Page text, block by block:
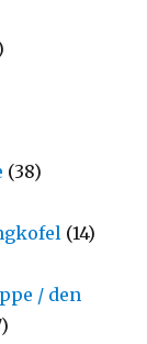
(38)
(14)
/ den